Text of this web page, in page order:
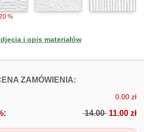
%
i opis materiałów
ZAMÓWIENIA:FOTOTAPETY
0.00 zł
: 14.00 11.00 zł